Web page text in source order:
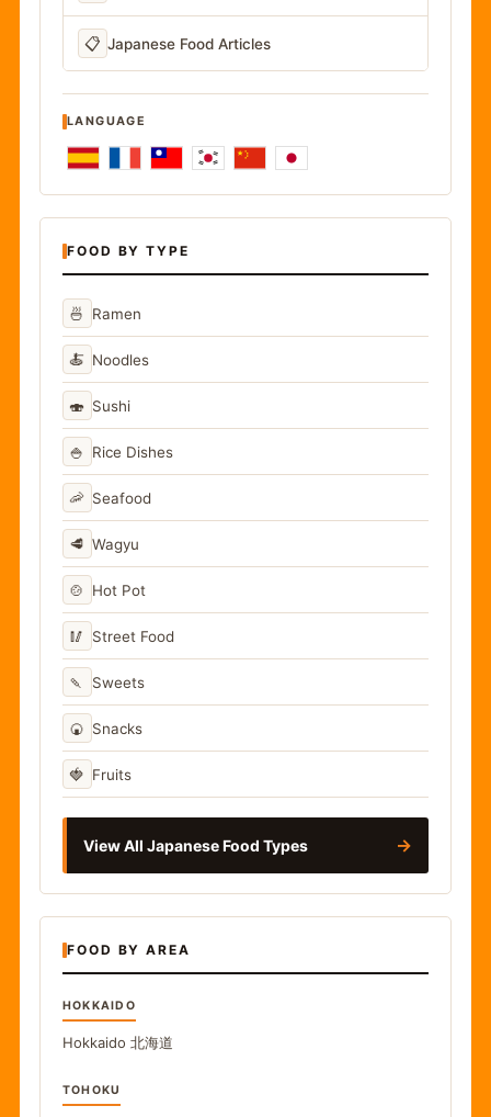
📋 Japanese Food Articles
LANGUAGE
FOOD BY TYPE
🍜 Ramen
🍝 Noodles
🍣 Sushi
🍚 Rice Dishes
🦐 Seafood
🥩 Wagyu
🍲 Hot Pot
🥢 Street Food
🍡 Sweets
🍘 Snacks
🍓 Fruits
View All Japanese Food Types →
FOOD BY AREA
HOKKAIDO
Hokkaido 北海道
TOHOKU